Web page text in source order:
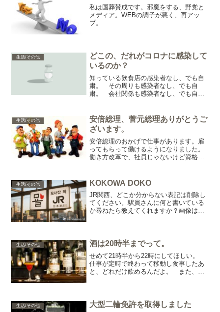
私は国葬賛成です。邪魔をする、野党と
メディア。WEBの調子が悪く、再アッ
プ。
生活/その他
どこの、だれがコロナに感染して
いるのか？
知っている飲食店の感染者なし、でも自
粛。 その周りも感染者なし、でも自
粛。 会社関係も感染者なし、でも自
場は、仕方がないと思う。また、その後
の対応は間違いないから除外と...
生活/その他
安倍総理、菅元総理ありがとうご
ざいます。
安倍総理のおかげで仕事があります。雇
ってもらって働けるようになりました。
働き方改革で、社員じゃないけど資格手
に入らないときに。材料の違うマスクを
生活/その他 KOKOWA DOKO
JR関西、どこか分からない表記は削除し
てください。駅員さんに何と書いている
か尋ねたら教えてくれますか？画像はイ
生活/その他 酒は20時半までって。
せめて21時半から22時にしてほしい。
仕事が定時で終わって移動し食事したあ
と、どれだけ飲めるんだよ。 また、残
終わると考えて...
生活/その他 大型二輪免許を取得しました